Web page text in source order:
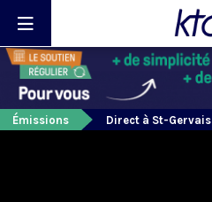
Émissions Direct à St-Gervais